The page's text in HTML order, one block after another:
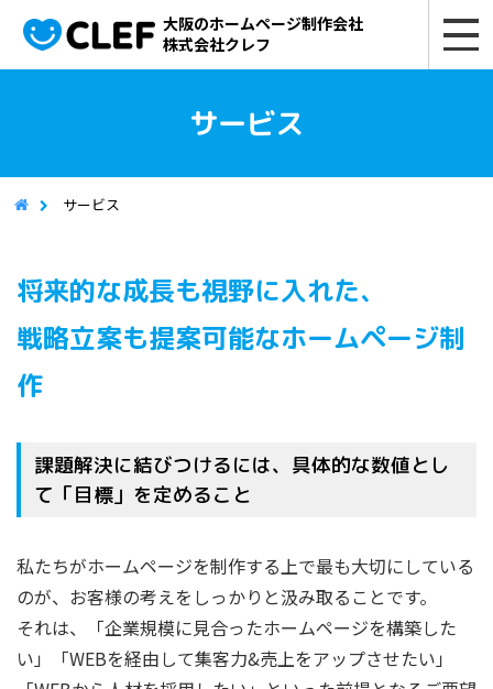
大阪のホームページ制作会社
株式会社クレフ
サービス
サービス
将来的な成長も視野に入れた、
戦略立案も提案可能なホームページ制
作
課題解決に結びつけるには、具体的な数値とし
て「目標」を定めること
私たちがホームページを制作する上で最も大切にしている
のが、お客様の考えをしっかりと汲み取ることです。
それは、「企業規模に見合ったホームページを構築した
い」「WEBを経由して集客力&売上をアップさせたい」